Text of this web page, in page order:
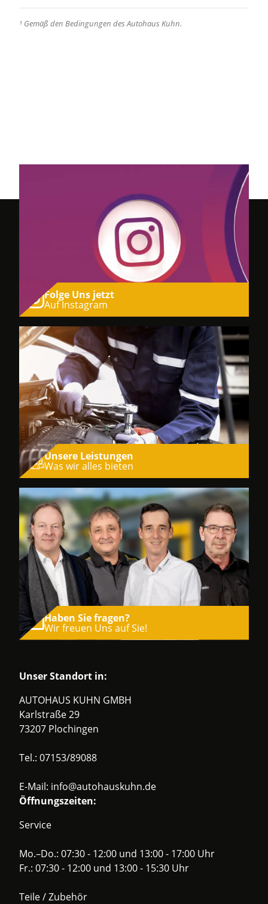
¹ Gemäß den Bedingungen des Autohaus Kuhn.
Folge Uns jetzt
Auf Instagram
Unsere Leistungen
Was wir alles bieten
Haben Sie fragen?
Wir freuen Uns auf Sie!
Unser Standort in:
AUTOHAUS KUHN GMBH
Karlstraße 29
73207 Plochingen
Tel.: 07153/89088
E-Mail: info@autohauskuhn.de
Öffnungszeiten:
Service
Mo.–Do.: 07:30 - 12:00 und 13:00 - 17:00 Uhr
Fr.: 07:30 - 12:00 und 13:00 - 15:30 Uhr
Teile / Zubehör